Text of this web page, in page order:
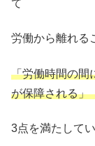
て
労働から離れる
「労働時間の間
が保障される」
3点を満たして